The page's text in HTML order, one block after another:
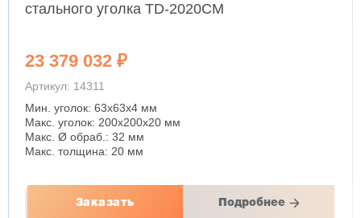
стального уголка TD-2020CM
23 379 032 ₽
Артикул: 14311
Мин. уголок: 63x63x4 мм
Макс. уголок: 200x200x20 мм
Макс. Ø обраб.: 32 мм
Макс. толщина: 20 мм
Заказать Подробнее